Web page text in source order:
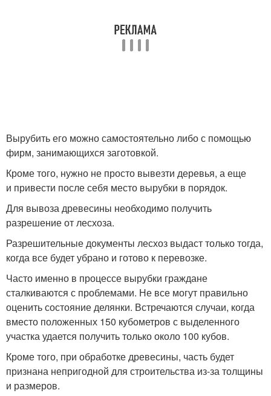
Вырубить его можно самостоятельно либо с помощью
фирм, занимающихся заготовкой.
Кроме того, нужно не просто вывезти деревья, а еще
и привести после себя место вырубки в порядок.
Для вывоза древесины необходимо получить
разрешение от лесхоза.
Разрешительные документы лесхоз выдаст только тогда,
когда все будет убрано и готово к перевозке.
Часто именно в процессе вырубки граждане
сталкиваются с проблемами. Не все могут правильно
оценить состояние делянки. Встречаются случаи, когда
вместо положенных 150 кубометров с выделенного
участка удается получить только около 100 кубов.
Кроме того, при обработке древесины, часть будет
признана непригодной для строительства из-за толщины
и размеров.